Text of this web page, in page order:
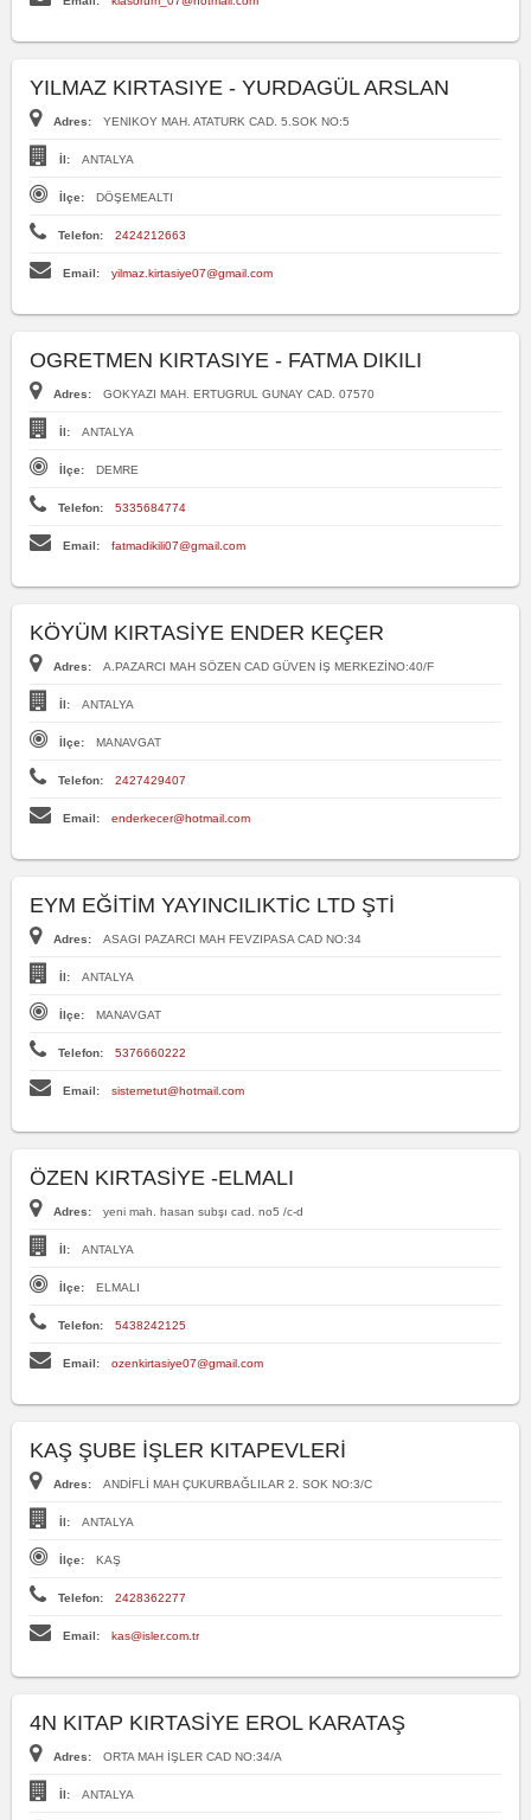
YILMAZ KIRTASIYE - YURDAGÜL ARSLAN
Adres: YENIKOY MAH. ATATURK CAD. 5.SOK NO:5
İl: ANTALYA
İlçe: DÖŞEMEALTI
Telefon: 2424212663
Email: yilmaz.kirtasiye07@gmail.com
OGRETMEN KIRTASIYE - FATMA DIKILI
Adres: GOKYAZI MAH. ERTUGRUL GUNAY CAD. 07570
İl: ANTALYA
İlçe: DEMRE
Telefon: 5335684774
Email: fatmadikili07@gmail.com
KÖYÜM KIRTASİYE ENDER KEÇER
Adres: A.PAZARCI MAH SÖZEN CAD GÜVEN İŞ MERKEZİNO:40/F
İl: ANTALYA
İlçe: MANAVGAT
Telefon: 2427429407
Email: enderkecer@hotmail.com
EYM EĞİTİM YAYINCILIKTİC LTD ŞTİ
Adres: ASAGI PAZARCI MAH FEVZIPASA CAD NO:34
İl: ANTALYA
İlçe: MANAVGAT
Telefon: 5376660222
Email: sistemetut@hotmail.com
ÖZEN KIRTASİYE -ELMALI
Adres: yeni mah. hasan subşı cad. no5 /c-d
İl: ANTALYA
İlçe: ELMALI
Telefon: 5438242125
Email: ozenkirtasiye07@gmail.com
KAŞ ŞUBE İŞLER KITAPEVLERİ
Adres: ANDİFLİ MAH ÇUKURBAĞLILAR 2. SOK NO:3/C
İl: ANTALYA
İlçe: KAŞ
Telefon: 2428362277
Email: kas@isler.com.tr
4N KITAP KIRTASİYE EROL KARATAŞ
Adres: ORTA MAH İŞLER CAD NO:34/A
İl: ANTALYA